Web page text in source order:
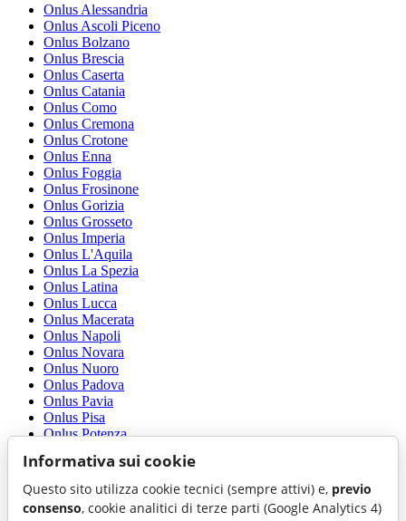
Onlus Alessandria
Onlus Ascoli Piceno
Onlus Bolzano
Onlus Brescia
Onlus Caserta
Onlus Catania
Onlus Como
Onlus Cremona
Onlus Crotone
Onlus Enna
Onlus Foggia
Onlus Frosinone
Onlus Gorizia
Onlus Grosseto
Onlus Imperia
Onlus L'Aquila
Onlus La Spezia
Onlus Latina
Onlus Lucca
Onlus Macerata
Onlus Napoli
Onlus Novara
Onlus Nuoro
Onlus Padova
Onlus Pavia
Onlus Pisa
Onlus Potenza
Onlus Rimini
Onlus Roma
Onlus Sassari
Onlus Siena
Informativa sui cookie
Questo sito utilizza cookie tecnici (sempre attivi) e, previo
consenso, cookie analitici di terze parti (Google Analytics 4)